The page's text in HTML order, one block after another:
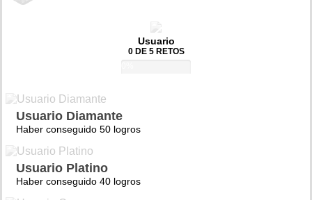
Usuario
0 DE 5 RETOS
Usuario Diamante
Haber conseguido 50 logros
Usuario Platino
Haber conseguido 40 logros